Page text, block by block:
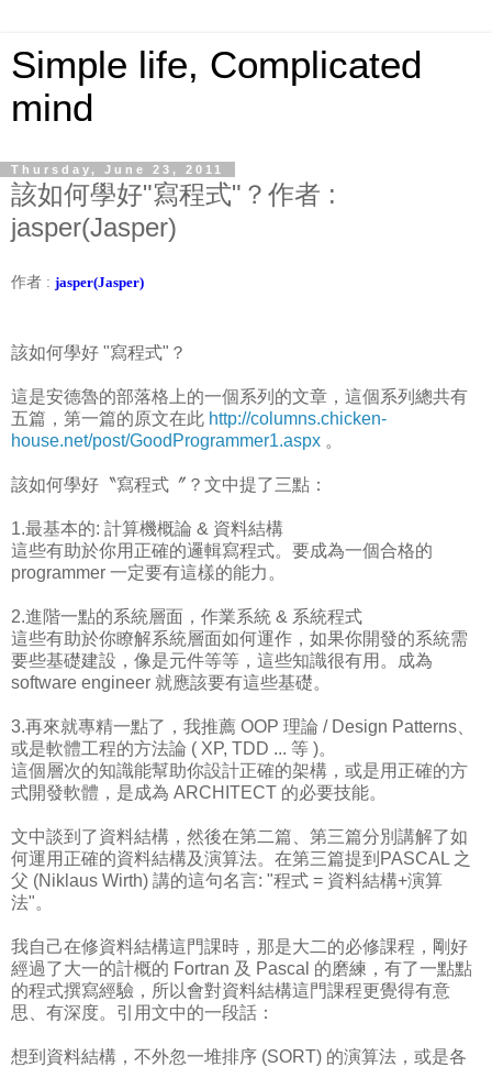
Simple life, Complicated
mind
Thursday, June 23, 2011
該如何學好"寫程式"？作者 :
jasper(Jasper)
作者 : jasper(Jasper)
該如何學好 "寫程式"？
這是安德魯的部落格上的一個系列的文章，這個系列總共有
五篇，第一篇的原文在此 http://columns.chicken-
house.net/post/GoodProgrammer1.aspx 。
該如何學好〝寫程式〞？文中提了三點：
1.最基本的: 計算機概論 & 資料結構
這些有助於你用正確的邏輯寫程式。要成為一個合格的
programmer 一定要有這樣的能力。
2.進階一點的系統層面，作業系統 & 系統程式
這些有助於你瞭解系統層面如何運作，如果你開發的系統需
要些基礎建設，像是元件等等，這些知識很有用。成為
software engineer 就應該要有這些基礎。
3.再來就專精一點了，我推薦 OOP 理論 / Design Patterns、
或是軟體工程的方法論 ( XP, TDD ... 等 )。
這個層次的知識能幫助你設計正確的架構，或是用正確的方
式開發軟體，是成為 ARCHITECT 的必要技能。
文中談到了資料結構，然後在第二篇、第三篇分別講解了如
何運用正確的資料結構及演算法。在第三篇提到PASCAL 之
父 (Niklaus Wirth) 講的這句名言: "程式 = 資料結構+演算
法"。
我自己在修資料結構這門課時，那是大二的必修課程，剛好
經過了大一的計概的 Fortran 及 Pascal 的磨練，有了一點點
的程式撰寫經驗，所以會對資料結構這門課程更覺得有意
思、有深度。引用文中的一段話：
想到資料結構，不外忽一堆排序 (SORT) 的演算法，或是各